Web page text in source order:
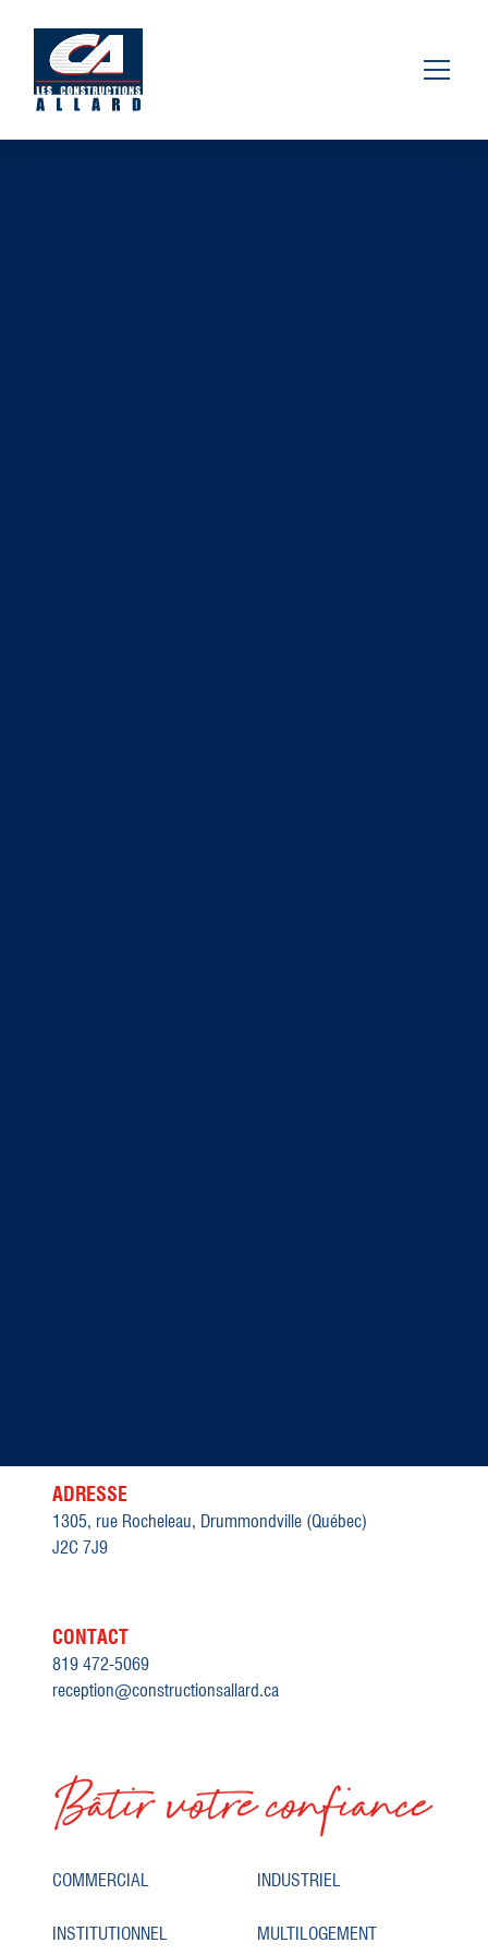
ADRESSE
1305, rue Rocheleau, Drummondville (Québec)
J2C 7J9
CONTACT
819 472-5069
reception@constructionsallard.ca
COMMERCIAL INDUSTRIEL
INSTITUTIONNEL MULTILOGEMENT